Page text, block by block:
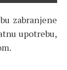
zabranjene
upotrebu,